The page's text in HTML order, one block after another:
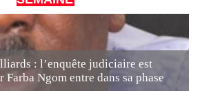
: l’enquête judiciaire est
Farba Ngom entre dans sa phase